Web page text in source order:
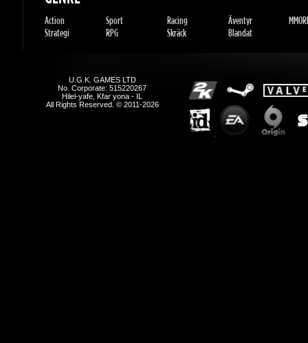
No. Corporate: 515220267
Hilel-yafe, Kfar yona - IL
All Rights Reserved. © 2011-2026